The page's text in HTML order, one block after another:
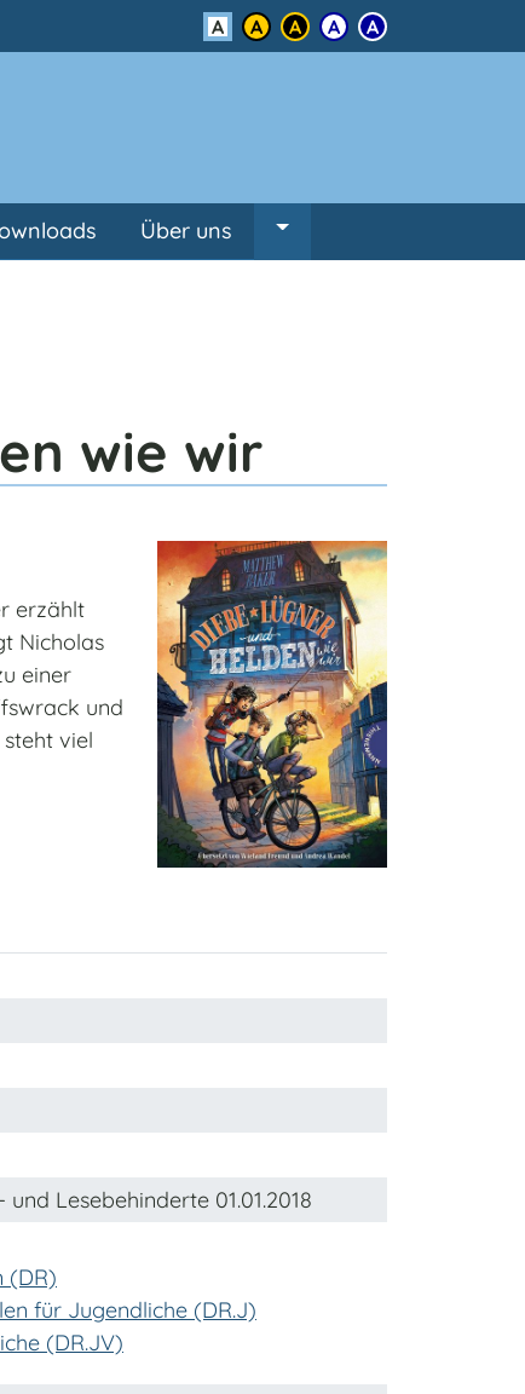
Kontrast
Über uns
wie wir
erzählt
Nicholas
einer
und
viel
Lesebehinderte 01.01.2018
(DR)
für Jugendliche (DR.J)
(DR.JV)